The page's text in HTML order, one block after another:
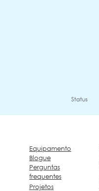
Status
Equipamento
Blogue
Perguntas
frequentes
Projetos